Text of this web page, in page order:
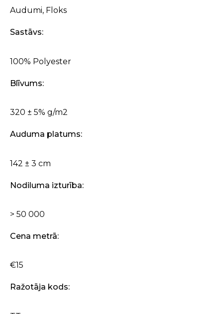
Audumi, Floks
Sastāvs:
100% Polyester
Blīvums:
320 ± 5% g/m2
Auduma platums:
142 ± 3 cm
Nodiluma izturība:
> 50 000
Cena metrā:
€15
Ražotāja kods: